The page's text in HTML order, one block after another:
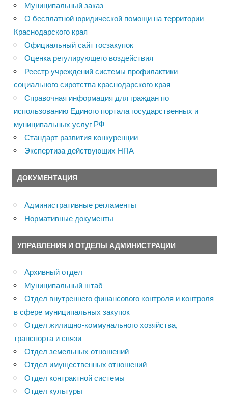
Муниципальный заказ
О бесплатной юридической помощи на территории
Краснодарского края
Официальный сайт госзакупок
Оценка регулирующего воздействия
Реестр учреждений системы профилактики
социального сиротства краснодарского края
Справочная информация для граждан по
использованию Единого портала государственных и
муниципальных услуг РФ
Стандарт развития конкуренции
Экспертиза действующих НПА
ДОКУМЕНТАЦИЯ
Административные регламенты
Нормативные документы
УПРАВЛЕНИЯ И ОТДЕЛЫ АДМИНИСТРАЦИИ
Архивный отдел
Муниципальный штаб
Отдел внутреннего финансового контроля и контроля
в сфере муниципальных закупок
Отдел жилищно-коммунального хозяйства,
транспорта и связи
Отдел земельных отношений
Отдел имущественных отношений
Отдел контрактной системы
Отдел культуры